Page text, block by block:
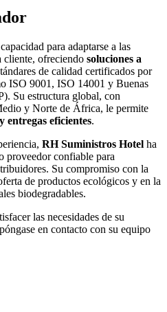
para adaptarse a las
cliente, ofreciendo soluciones a
de calidad certificados por
ISO 9001, ISO 14001 y Buenas
Su estructura global, con
y Norte de África, le permite
entregas eficientes.
RH Suministros Hotel ha
proveedor confiable para
Su compromiso con la
de productos ecológicos y en la
biodegradables.
las necesidades de su
en contacto con su equipo